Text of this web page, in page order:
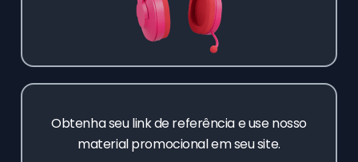
Obtenha seu link de referência e use nosso
material promocional em seu site.